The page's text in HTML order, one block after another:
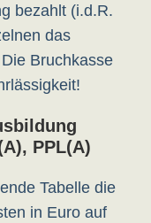
bezahlt (i.d.R.
das
Bruchkasse
PPL(A)
Tabelle die
in Euro auf